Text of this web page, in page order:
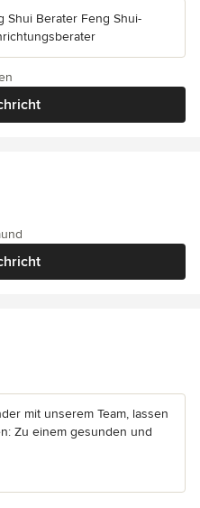
Shui Berater Feng Shui-
von 5 Sternen
mit unserem Team, lassen
Zu einem gesunden und